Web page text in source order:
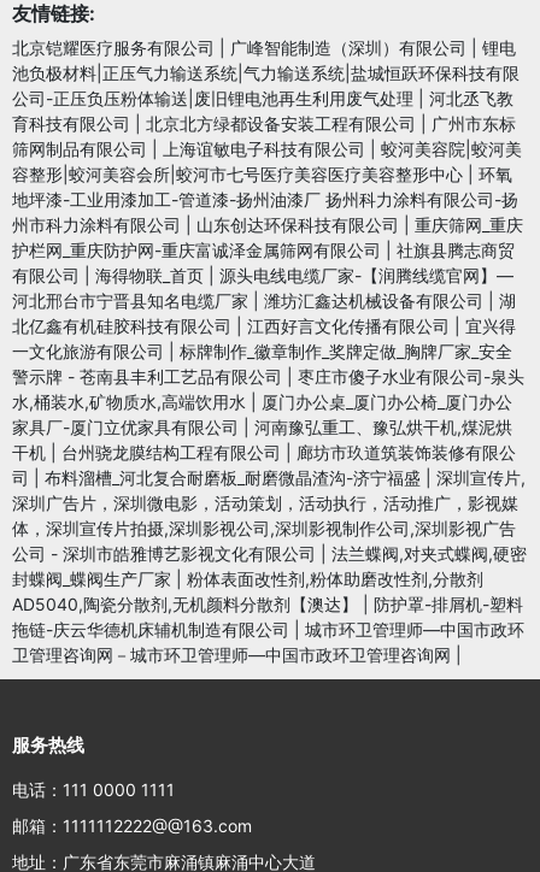
友情链接:
北京铠耀医疗服务有限公司 广峰智能制造（深圳）有限公司
锂电
池负极材料|正压气力输送系统|气力输送系统|盐城恒跃环保科技有限
公司-正压负压粉体输送|废旧锂电池再生利用废气处理
河北丞飞教
育科技有限公司
北京北方绿都设备安装工程有限公司
广州市东标
筛网制品有限公司
上海谊敏电子科技有限公司
蛟河美容院|蛟河美
容整形|蛟河美容会所|蛟河市七号医疗美容医疗美容整形中心
环氧
地坪漆-工业用漆加工-管道漆-扬州油漆厂 扬州科力涂料有限公司-扬
州市科力涂料有限公司
山东创达环保科技有限公司
重庆筛网_重庆
护栏网_重庆防护网-重庆富诚泽金属筛网有限公司
社旗县腾志商贸
有限公司
海得物联_首页
源头电线电缆厂家-【润腾线缆官网】—
河北邢台市宁晋县知名电缆厂家
潍坊汇鑫达机械设备有限公司
湖
北亿鑫有机硅胶科技有限公司
江西好言文化传播有限公司
宜兴得
一文化旅游有限公司
标牌制作_徽章制作_奖牌定做_胸牌厂家_安全
警示牌 - 苍南县丰利工艺品有限公司
枣庄市傻子水业有限公司-泉头
水,桶装水,矿物质水,高端饮用水
厦门办公桌_厦门办公椅_厦门办公
家具厂-厦门立优家具有限公司
河南豫弘重工、豫弘烘干机,煤泥烘
干机
台州骁龙膜结构工程有限公司
廊坊市玖道筑装饰装修有限公
司
布料溜槽_河北复合耐磨板_耐磨微晶渣沟-济宁福盛
深圳宣传片,
深圳广告片，深圳微电影，活动策划，活动执行，活动推广，影视媒
体，深圳宣传片拍摄,深圳影视公司,深圳影视制作公司,深圳影视广告
公司 - 深圳市皓雅博艺影视文化有限公司
法兰蝶阀,对夹式蝶阀,硬密
封蝶阀_蝶阀生产厂家
粉体表面改性剂,粉体助磨改性剂,分散剂
AD5040,陶瓷分散剂,无机颜料分散剂【澳达】
防护罩-排屑机-塑料
拖链-庆云华德机床辅机制造有限公司
城市环卫管理师—中国市政环
卫管理咨询网－城市环卫管理师—中国市政环卫管理咨询网
服务热线
电话：111 0000 1111
邮箱：1111112222@@163.com
地址：广东省东莞市麻涌镇麻涌中心大道